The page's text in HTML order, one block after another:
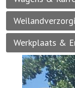
Werkplaats &